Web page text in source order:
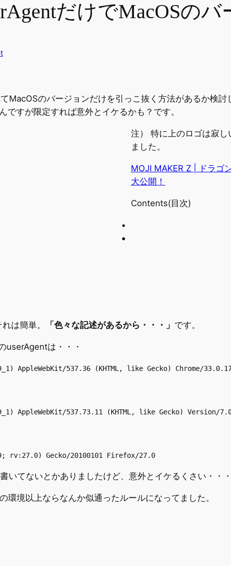
だけでMacOSの
MacOSのバージョンだけを引っこ抜く方法があるか検
すが限定すれば意外とイケるかも？です。
注） 特に上のロゴは寂
ました。
MOJI MAKER Z | ドラゴ
大公開！
Contents(目次)
は簡単。 「色々な記述があるから・・・」 です。
userAgentは・・・
AppleWebKit/537.36 (KHTML, like Gecko) Chrome/
AppleWebKit/537.73.11 (KHTML, like Gecko) Version/
rv:27.0) Gecko/20100101 Firefox/27.0
いてないとかありましたけど、意外とイケるくさい・・
環境以上ならなんか似通ったルールになってました。